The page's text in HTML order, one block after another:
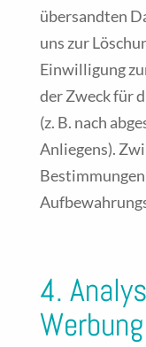
übersandten
uns zur
Einwilligung
der Zweck für
(z. B. nach
Anliegens).
4.
Werbung